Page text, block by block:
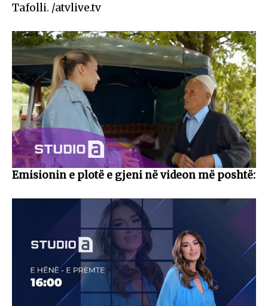
Tafolli. /atvlive.tv
Emisionin e plotë e gjeni në videon më poshtë: